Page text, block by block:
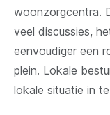
woonzorgcentra.
veel discussies,
eenvoudiger een
plein. Lokale
lokale situatie in